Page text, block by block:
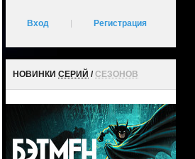
Вход Регистрация
НОВИНКИ СЕРИЙ /СЕЗОНОВ